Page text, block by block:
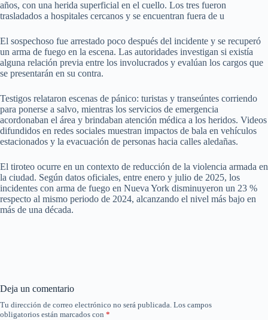
años, con una herida superficial en el cuello. Los tres fueron
trasladados a hospitales cercanos y se encuentran fuera de u
El sospechoso fue arrestado poco después del incidente y se recuperó
un arma de fuego en la escena. Las autoridades investigan si existía
alguna relación previa entre los involucrados y evalúan los cargos que
se presentarán en su contra.
Testigos relataron escenas de pánico: turistas y transeúntes corriendo
para ponerse a salvo, mientras los servicios de emergencia
acordonaban el área y brindaban atención médica a los heridos. Videos
difundidos en redes sociales muestran impactos de bala en vehículos
estacionados y la evacuación de personas hacia calles aledañas.
El tiroteo ocurre en un contexto de reducción de la violencia armada en
la ciudad. Según datos oficiales, entre enero y julio de 2025, los
incidentes con arma de fuego en Nueva York disminuyeron un 23 %
respecto al mismo periodo de 2024, alcanzando el nivel más bajo en
más de una década.
Deja un comentario
Tu dirección de correo electrónico no será publicada. Los campos
obligatorios están marcados con *